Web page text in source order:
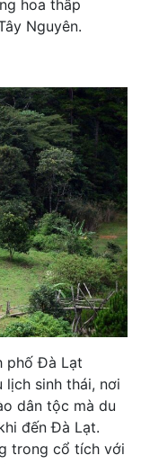
hoa thấp
Nguyên.
phố Đà Lạt
lịch sinh thái, nơi
dân tộc mà du
đến Đà Lạt.
trong cổ tích với